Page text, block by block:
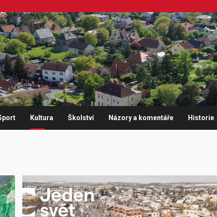
Kultura Školství Názory a komentáře Historie